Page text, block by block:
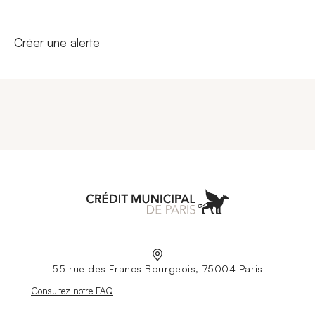
Nouvelle fenêtre
Créer une alerte
55 rue des Francs Bourgeois, 75004 Paris
Nouvelle fenêtre
Consultez notre FAQ